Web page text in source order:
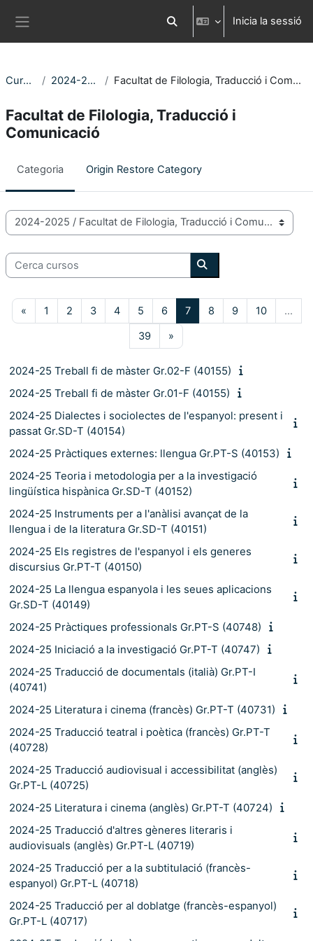
Commuta l'entrada de la cerca
Inicia la sessió
Cursos 2024-2025 Facultat de Filologia, Traducció i Comunicació
Facultat de Filologia, Traducció i
Comunicació
Categoria Origin Restore Category
Categories de Cursos
Cerca cursos
Cerca cursos
«Pàgina anterior
1 Pàgina 1
2Pàgina 2
3Pàgina 3
4Pàgina 4
5Pàgina 5
6Pàgina 6
7Pàgina 7
8Pàgina 8
9Pàgina 9
10Pàgina 10
…
39Pàgina 39
»
2024-25 Treball fi de màster Gr.02-F (40155)
2024-25 Treball fi de màster Gr.01-F (40155)
2024-25 Dialectes i sociolectes de l'espanyol: present i
passat Gr.SD-T (40154)
2024-25 Pràctiques externes: llengua Gr.PT-S (40153)
2024-25 Teoria i metodologia per a la investigació
lingüística hispànica Gr.SD-T (40152)
2024-25 Instruments per a l'anàlisi avançat de la
llengua i de la literatura Gr.SD-T (40151)
2024-25 Els registres de l'espanyol i els generes
discursius Gr.PT-T (40150)
2024-25 La llengua espanyola i les seues aplicacions
Gr.SD-T (40149)
2024-25 Pràctiques professionals Gr.PT-S (40748)
2024-25 Iniciació a la investigació Gr.PT-T (40747)
2024-25 Traducció de documentals (italià) Gr.PT-I
(40741)
2024-25 Literatura i cinema (francès) Gr.PT-T (40731)
2024-25 Traducció teatral i poètica (francès) Gr.PT-T
(40728)
2024-25 Traducció audiovisual i accessibilitat (anglès)
Gr.PT-L (40725)
2024-25 Literatura i cinema (anglès) Gr.PT-T (40724)
2024-25 Traducció d'altres gèneres literaris i
audiovisuals (anglès) Gr.PT-L (40719)
2024-25 Traducció per a la subtitulació (francès-
espanyol) Gr.PT-L (40718)
2024-25 Traducció per al doblatge (francès-espanyol)
Gr.PT-L (40717)